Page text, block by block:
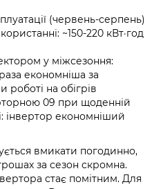
(червень-серпень)
~150-220 кВт·год
у міжсезоння:
економніша за
роботі на обігрів
09 при щоденній
інвертор економніший
вмикати погодинно,
за сезон скромна.
стає помітним. Для